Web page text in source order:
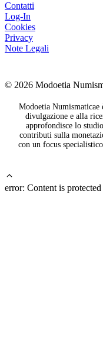
Contatti
Log-In
Cookies
Privacy
Note Legali
© 2026 Modoetia
Modoetia Numismaticae
divulgazione e alla
approfondisce lo
contributi sulla
con un focus
error: Content is